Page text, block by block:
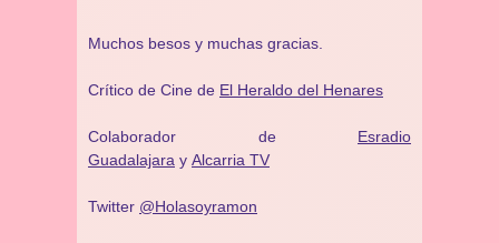
Muchos besos y muchas gracias.
Crítico de Cine de El Heraldo del Henares
Colaborador de Esradio
Guadalajara y Alcarria TV
Twitter @Holasoyramon